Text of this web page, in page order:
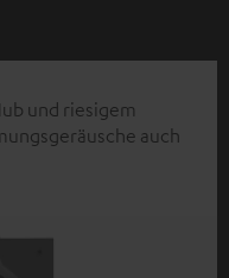
und riesigem
auch